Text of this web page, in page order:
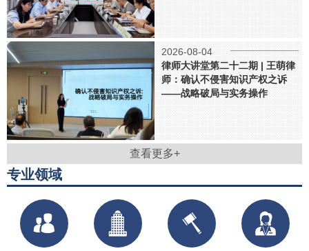
2026-08-04
律师大讲堂第二十二期 | 王萌律
师：确认不侵害知识产权之诉
——战略破局与实务操作
查看更多+
专业领域